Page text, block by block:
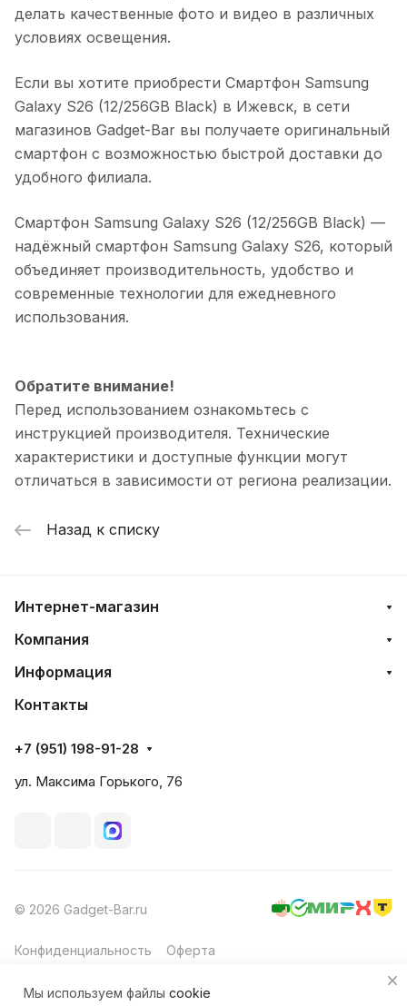
делать качественные фото и видео в различных
условиях освещения.
Если вы хотите приобрести Смартфон Samsung
Galaxy S26 (12/256GB Black) в Ижевск, в сети
магазинов Gadget-Bar вы получаете оригинальный
смартфон с возможностью быстрой доставки до
удобного филиала.
Смартфон Samsung Galaxy S26 (12/256GB Black) —
надёжный смартфон Samsung Galaxy S26, который
объединяет производительность, удобство и
современные технологии для ежедневного
использования.
Обратите внимание!
Перед использованием ознакомьтесь с
инструкцией производителя. Технические
характеристики и доступные функции могут
отличаться в зависимости от региона реализации.
Назад к списку
Интернет-магазин
Компания
Информация
Контакты
+7 (951) 198-91-28
ул. Максима Горького, 76
© 2026 Gadget-Bar.ru
Конфиденциальность Оферта
Мы используем файлы cookie